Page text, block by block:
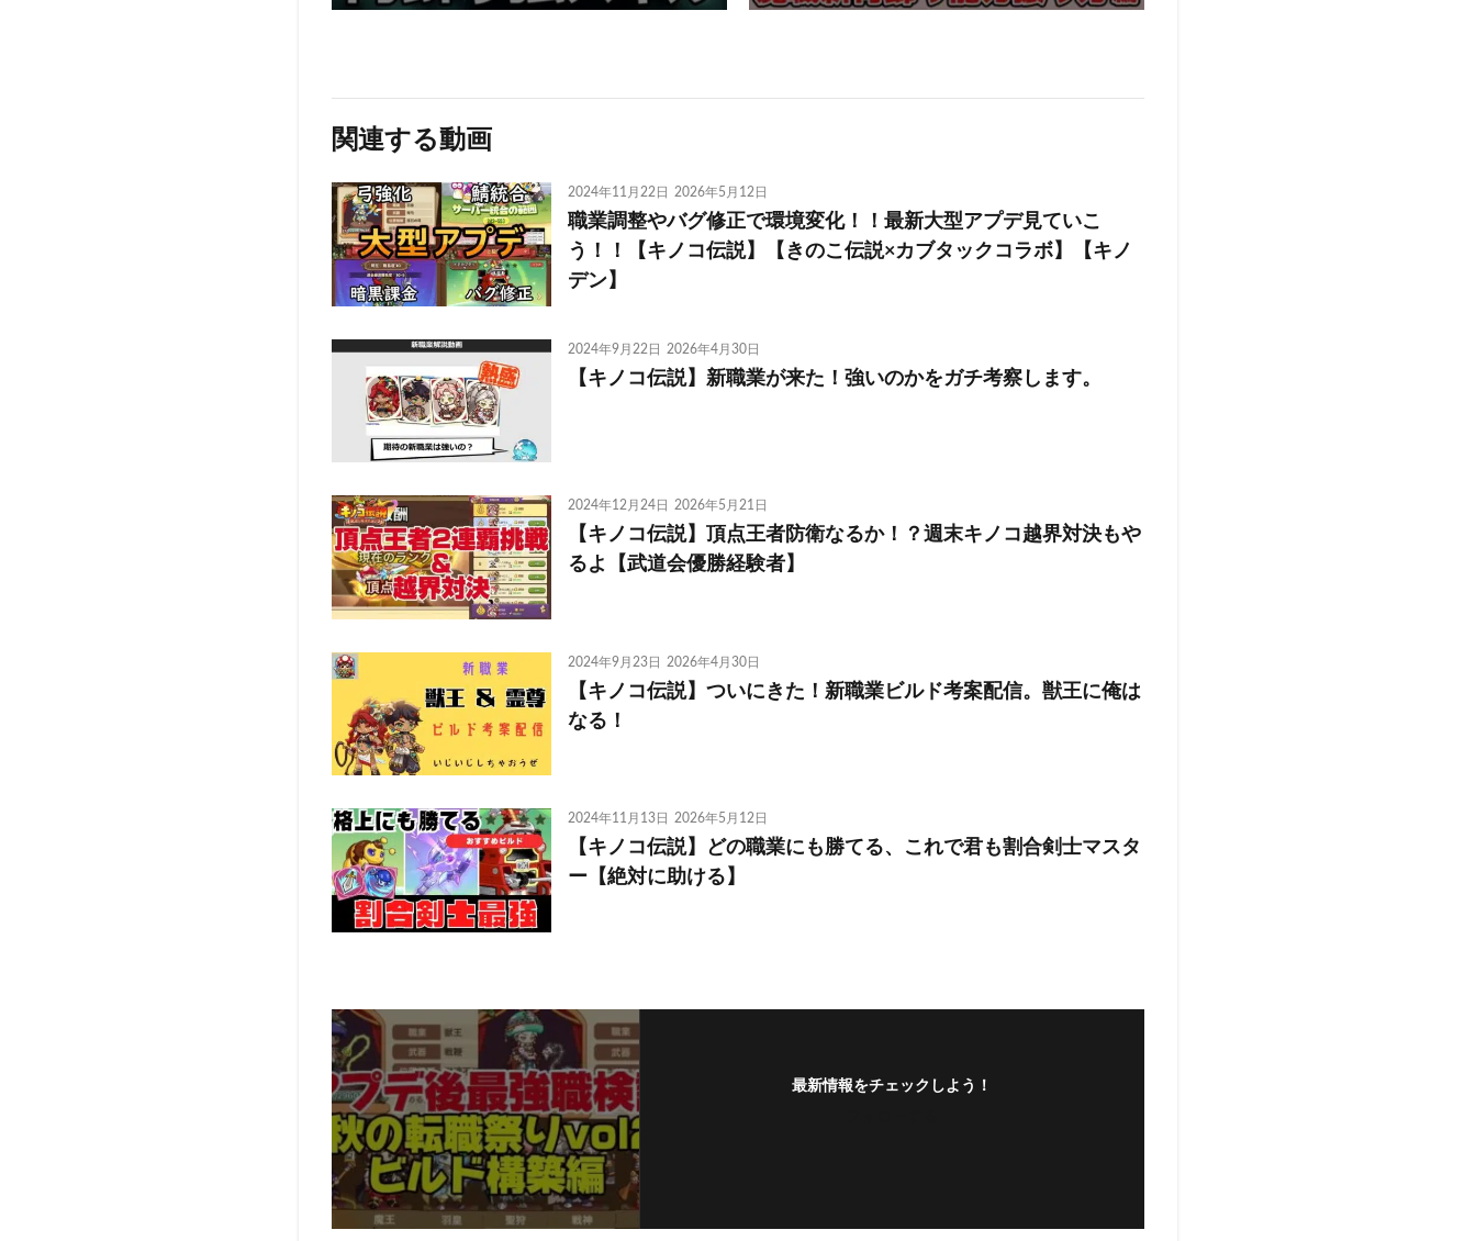
関連する動画
2024年11月22日 2026年5月12日
職業調整やバグ修正で環境変化！！最新大型アプデ見ていこ
う！！【キノコ伝説】【きのこ伝説×カブタックコラボ】【キノ
デン】
2024年9月22日 2026年4月30日
【キノコ伝説】新職業が来た！強いのかをガチ考察します。
2024年12月24日 2026年5月21日
【キノコ伝説】頂点王者防衛なるか！？週末キノコ越界対決もや
るよ【武道会優勝経験者】
2024年9月23日 2026年4月30日
【キノコ伝説】ついにきた！新職業ビルド考案配信。獣王に俺は
なる！
2024年11月13日 2026年5月12日
【キノコ伝説】どの職業にも勝てる、これで君も割合剣士マスタ
ー【絶対に助ける】
最新情報をチェックしよう！